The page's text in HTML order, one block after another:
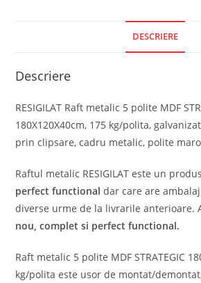
DESCRIERE
Descriere
RESIGILAT Raft metalic 5 polite MDF
180X120X40cm, 175 kg/polita,
prin clipsare, cadru metalic, polite maro
Raftul metalic RESIGILAT este un
perfect functional dar care are
diverse urme de la livrarile anterioare.
nou, complet si perfect functional.
Raft metalic 5 polite MDF STRATEGIC
kg/polita este usor de montat/